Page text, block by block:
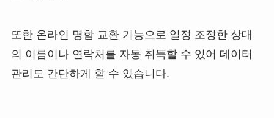
또한 온라인 명함 교환 기능으로 일정 조정한 상대
의 이름이나 연락처를 자동 취득할 수 있어 데이터
관리도 간단하게 할 수 있습니다.